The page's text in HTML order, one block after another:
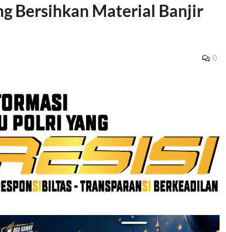
Bersihkan Material Banjir
0